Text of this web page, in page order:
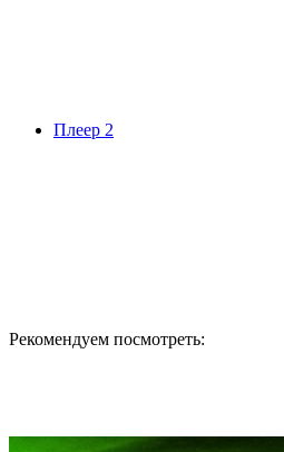
Плеер 2
Рекомендуем посмотреть: